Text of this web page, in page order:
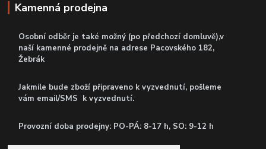
Kamenná prodejna
Osobní odběr je také možný (po předchozí domluvě),v
naší kamenné prodejně na adrese Pacovského 182,
Žebrák
Jakmile bude zboží připraveno k vyzvednutí, pošleme
vám email/SMS k vyzvednutí.
Provozní doba prodejny: PO-PÁ: 8-17 h, SO: 9-12 h